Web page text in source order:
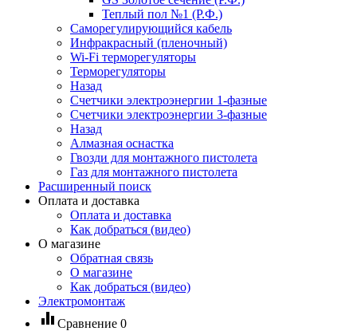
Теплый пол №1 (Р.Ф.)
Саморегулирующийся кабель
Инфракрасный (пленочный)
Wi-Fi терморегуляторы
Терморегуляторы
Назад
Счетчики электроэнергии 1-фазные
Счетчики электроэнергии 3-фазные
Назад
Алмазная оснастка
Гвозди для монтажного пистолета
Газ для монтажного пистолета
Расширенный поиск
Оплата и доставка
Оплата и доставка
Как добраться (видео)
О магазине
Обратная связь
О магазине
Как добраться (видео)
Электромонтаж
equalizer Сравнение 0